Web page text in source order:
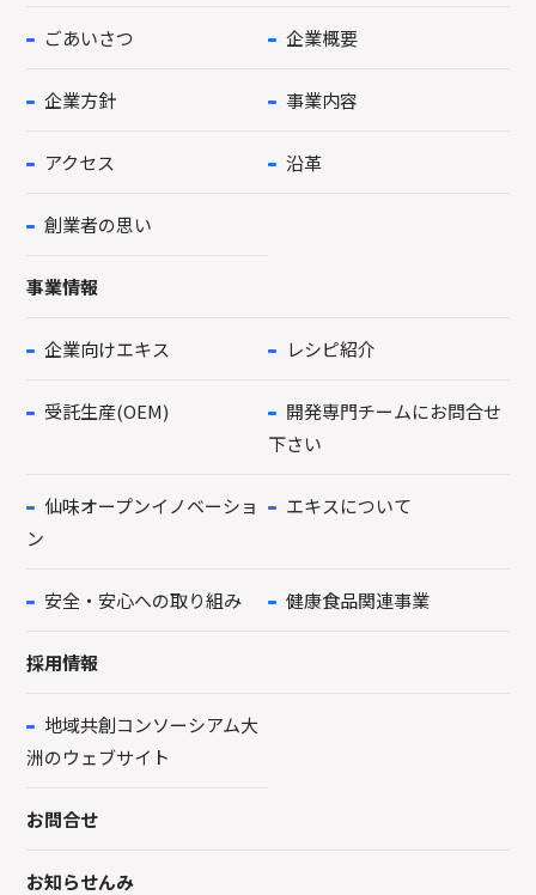
ごあいさつ 企業概要
企業方針 事業内容
アクセス 沿革
創業者の思い
事業情報
企業向けエキス レシピ紹介
受託生産(OEM)
開発専門チームにお問合せ
下さい
仙味オープンイノベーショ
ン
エキスについて
安全・安心への取り組み 健康食品関連事業
採用情報
地域共創コンソーシアム大
洲のウェブサイト
お問合せ
お知らせんみ